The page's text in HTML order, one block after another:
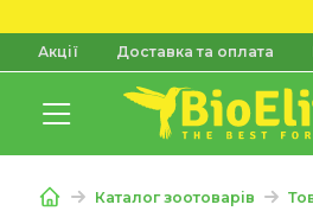
Акції Доставка та оплата
Каталог зоотоварів